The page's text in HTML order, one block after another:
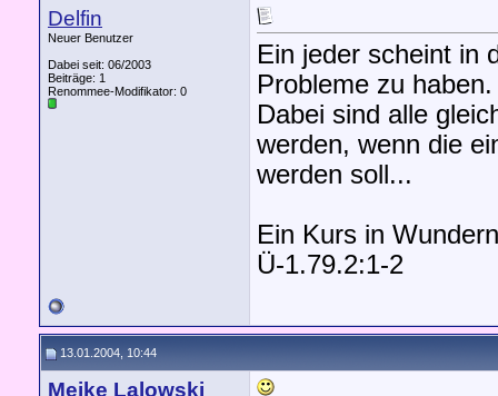
Delfin
Neuer Benutzer
Dabei seit: 06/2003
Beiträge: 1
Renommee-Modifikator: 0
Ein jeder scheint in
Probleme zu haben.
Dabei sind alle
werden, wenn die
werden soll...
Ein Kurs in Wundern
Ü-1.79.2:1-2
13.01.2004, 10:44
Meike Lalowski